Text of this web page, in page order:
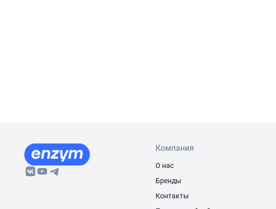
Компания
О нас
Бренды
Контакты